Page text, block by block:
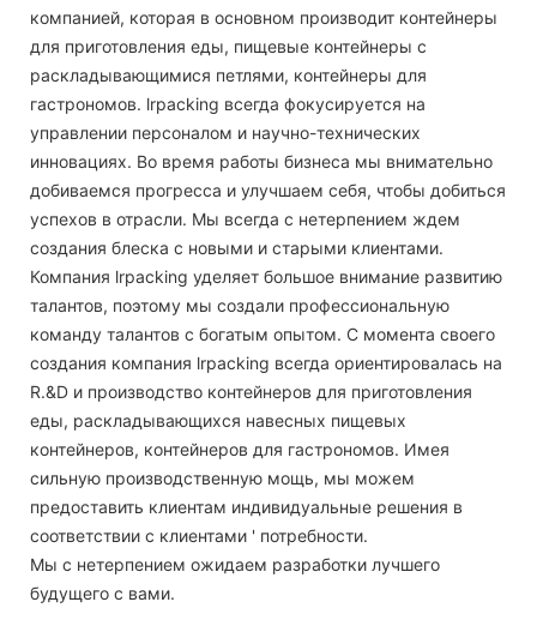
компанией, которая в основном производит контейнеры
для приготовления еды, пищевые контейнеры с
раскладывающимися петлями, контейнеры для
гастрономов. lrpacking всегда фокусируется на
управлении персоналом и научно-технических
инновациях. Во время работы бизнеса мы внимательно
добиваемся прогресса и улучшаем себя, чтобы добиться
успехов в отрасли. Мы всегда с нетерпением ждем
создания блеска с новыми и старыми клиентами.
Компания lrpacking уделяет большое внимание развитию
талантов, поэтому мы создали профессиональную
команду талантов с богатым опытом. С момента своего
создания компания lrpacking всегда ориентировалась на
R.&D и производство контейнеров для приготовления
еды, раскладывающихся навесных пищевых
контейнеров, контейнеров для гастрономов. Имея
сильную производственную мощь, мы можем
предоставить клиентам индивидуальные решения в
соответствии с клиентами ' потребности.
Мы с нетерпением ожидаем разработки лучшего
будущего с вами.